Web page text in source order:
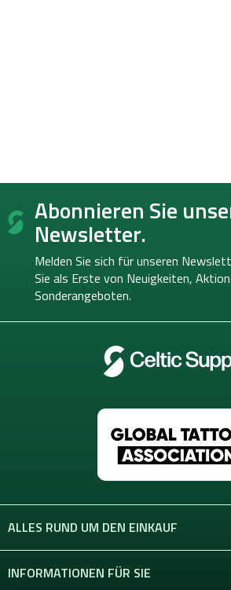
F
ß Abonnieren Sie
Newsletter.
Melden Sie sich für unseren
Sie als Erste von Neuigkeiten,
Sonderangeboten.
ALLES RUND UM DEN EINKAUF
INFORMATIONEN FÜR SIE